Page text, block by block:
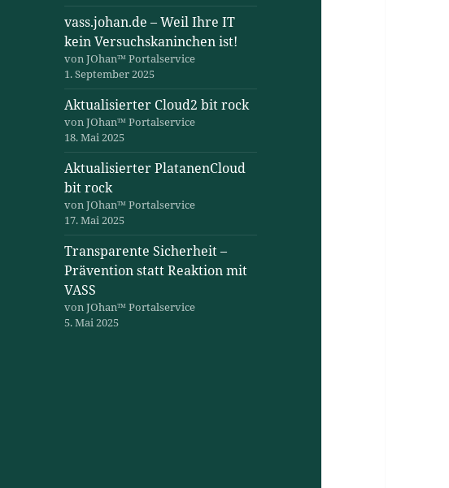
vass.johan.de – Weil Ihre IT
kein Versuchskaninchen ist!
von JOhan™ Portalservice
1. September 2025
Aktualisierter Cloud2 bit rock
von JOhan™ Portalservice
18. Mai 2025
Aktualisierter PlatanenCloud
bit rock
von JOhan™ Portalservice
17. Mai 2025
Transparente Sicherheit –
Prävention statt Reaktion mit
VASS
von JOhan™ Portalservice
5. Mai 2025